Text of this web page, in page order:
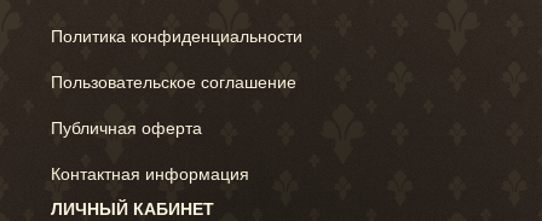
Политика конфиденциальности
Пользовательское соглашение
Публичная оферта
Контактная информация
ЛИЧНЫЙ КАБИНЕТ